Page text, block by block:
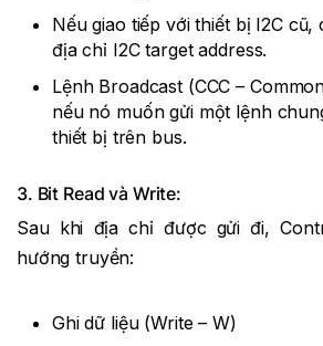
Nếu giao tiếp với thiết bị I2C
địa chỉ I2C target address.
Lệnh Broadcast (CCC –
nếu nó muốn gửi một lệnh
thiết bị trên bus.
3. Bit Read và Write:
Sau khi địa chỉ được gửi đi,
hướng truyền:
Ghi dữ liệu (Write – W)